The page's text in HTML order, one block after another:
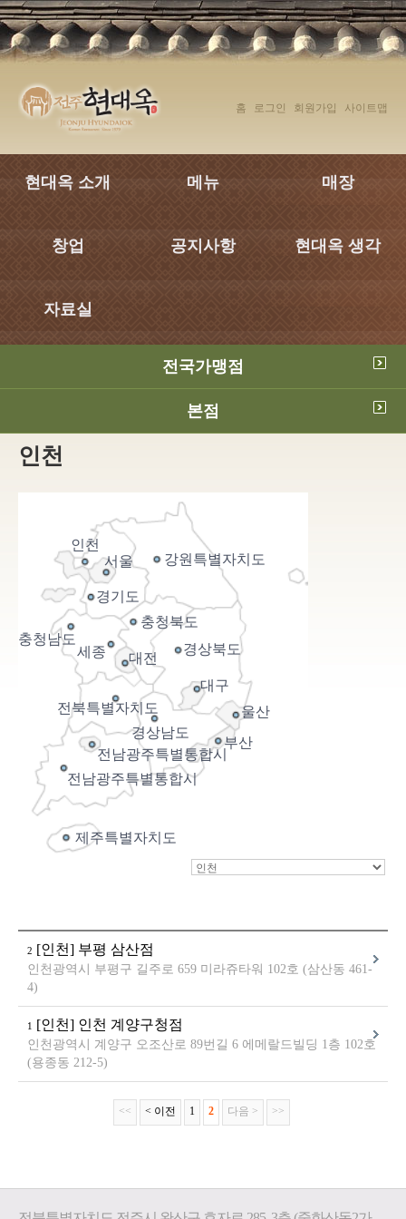
탑메뉴 바로가기
본문 바로가기
홈 로그인 회원가입 사이트맵
현대옥 소개 메뉴 매장
전국가맹점
본점
창업 공지사항 현대옥 생각
자료실
인천
서울
인천
경기도
강원특별자치도
대전
세종
충청북도
충청남도
대구
경상북도
울산
부산
경상남도
전북특별자치도
전남광주특별통합시
전남광주특별통합시
제주특별자치도
2 [인천] 부평 삼산점
인천광역시 부평구 길주로 659 미라쥬타워 102호 (삼산동 461-
4)
1 [인천] 인천 계양구청점
인천광역시 계양구 오조산로 89번길 6 에메랄드빌딩 1층 102호
(용종동 212-5)
<< < 이전 1 2 다음 > >>